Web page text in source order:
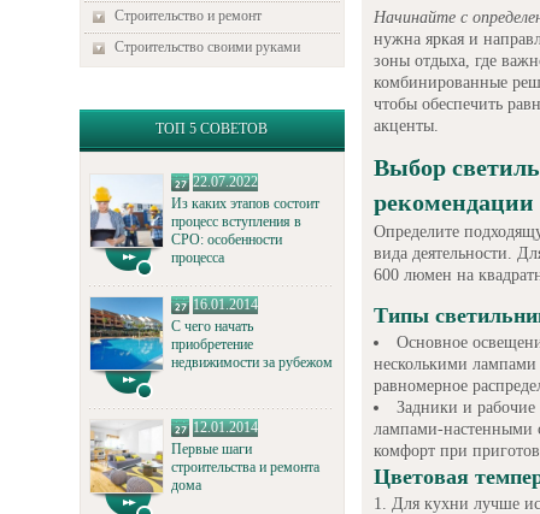
Строительство и ремонт
Строительство своими руками
ТОП 5 СОВЕТОВ
22.07.2022
Из каких этапов состоит
процесс вступления в
СРО: особенности
процесса
16.01.2014
С чего начать
приобретение
недвижимости за рубежом
12.01.2014
Первые шаги
строительства и ремонта
дома
Начинайте с
нужна яркая и
зоны отдыха, где
комбинированные
чтобы обеспечить
акценты.
Выбор
рекомендации
Определите
вида деятельности.
600 люмен на
Типы
Основное
несколькими
равномерное
Задники и
лампами-настенными
комфорт при
Цветовая
Для кухни лучше